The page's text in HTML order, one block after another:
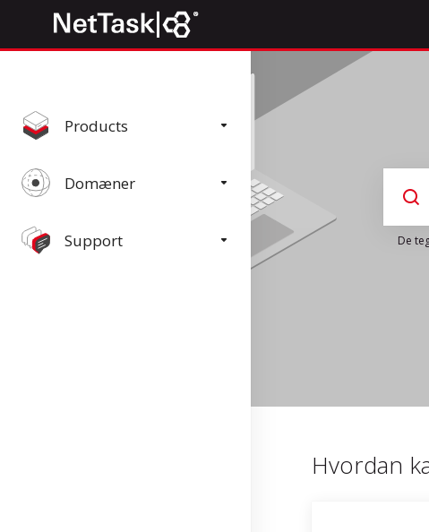
Products
Domæner
Support De
Hvordan